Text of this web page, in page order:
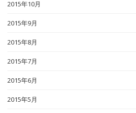
2015年10月
2015年9月
2015年8月
2015年7月
2015年6月
2015年5月